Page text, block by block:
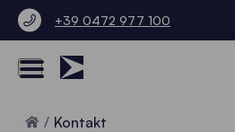
+39 0472 977 100
Home
Kontakt